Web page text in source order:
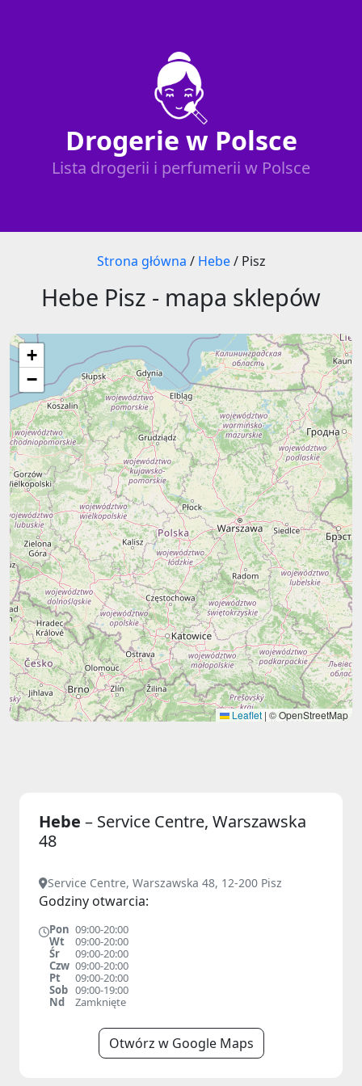
Drogerie w Polsce
Lista drogerii i perfumerii w Polsce
Strona główna / Hebe/ Pisz
Hebe Pisz - mapa sklepów
+
−
Leaflet | © OpenStreetMap
Hebe – Service Centre, Warszawska
48
Service Centre, Warszawska 48, 12-200 Pisz
Godziny otwarcia:
Pon 09:00-20:00
Wt
09:00-20:00
Śr
09:00-20:00
Czw 09:00-20:00
Pt
09:00-20:00
Sob 09:00-19:00
Nd
Zamknięte
Otwórz w Google Maps